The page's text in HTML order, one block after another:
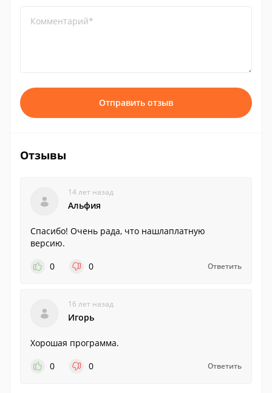
Комментарий*
Отправить отзыв
Отзывы
14 лет назад
Альфия
Спасибо! Очень рада, что нашлаплатную
версию.
0
0 Ответить
16 лет назад
Игорь
Хорошая программа.
0
0 Ответить